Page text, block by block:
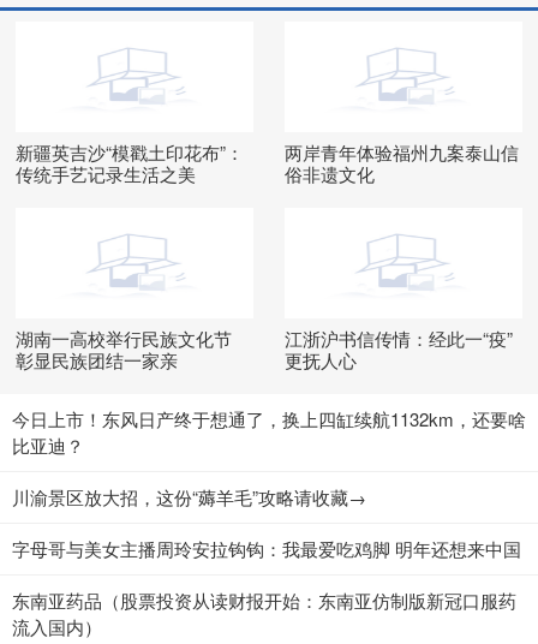
新疆英吉沙“模戳土印花布”：
传统手艺记录生活之美
两岸青年体验福州九案泰山信
俗非遗文化
湖南一高校举行民族文化节
彰显民族团结一家亲
江浙沪书信传情：经此一“疫”
更抚人心
今日上市！东风日产终于想通了，换上四缸续航1132km，还要啥
比亚迪？
川渝景区放大招，这份“薅羊毛”攻略请收藏→
字母哥与美女主播周玲安拉钩钩：我最爱吃鸡脚 明年还想来中国
东南亚药品（股票投资从读财报开始：东南亚仿制版新冠口服药
流入国内）